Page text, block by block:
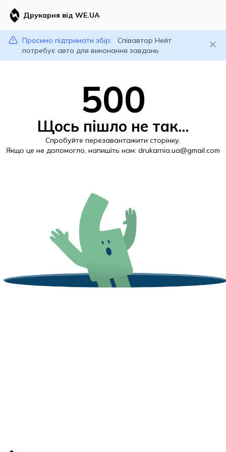
Друкарня від WE.UA
Просимо підтримати збір:
Співавтор Нейт
потребує авто для виконання завдань
500
Щось пішло не так...
Спробуйте перезавантажити сторінку.
Якщо це не допомогло, напишіть нам: drukarnia.ua@gmail.com